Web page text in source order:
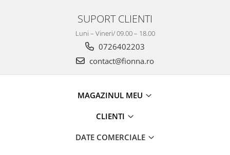
SUPORT CLIENTI
Luni – Vineri/ 09.00 – 18.00
0726402203
contact@fionna.ro
MAGAZINUL MEU
CLIENTI
DATE COMERCIALE